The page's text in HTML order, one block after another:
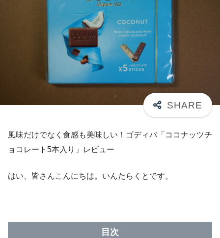
風味だけでなく食感も美味しい！ゴディバ「ココナッツチ
ョコレート5本入り」レビュー
はい、皆さんこんにちは。いんたらくとです。
目次